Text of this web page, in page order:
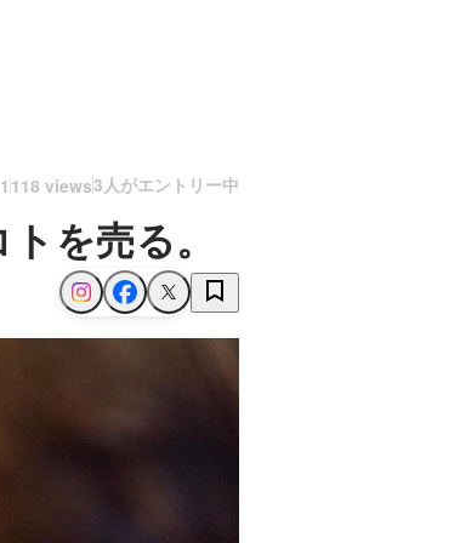
118 views3人がエントリー中
を売る。